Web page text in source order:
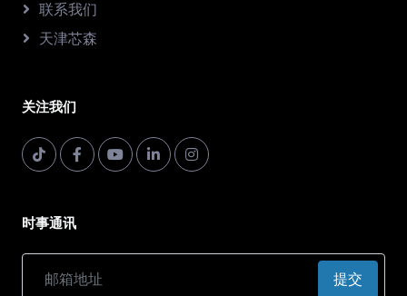
联系我们
天津芯森
关注我们
时事通讯
提交